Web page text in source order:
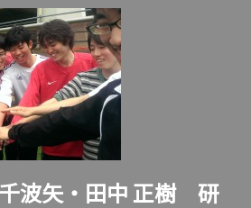
波矢・田中 正樹 研